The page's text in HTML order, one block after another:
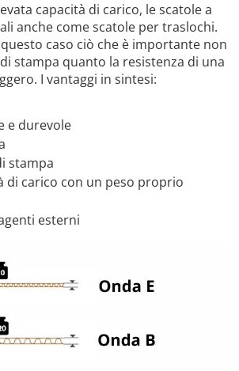
capacità di carico, le scatole a
anche come scatole per traslochi.
caso ciò che è importante non
stampa quanto la resistenza di una
I vantaggi in sintesi:
e durevole
stampa
di carico con un peso proprio
esterni